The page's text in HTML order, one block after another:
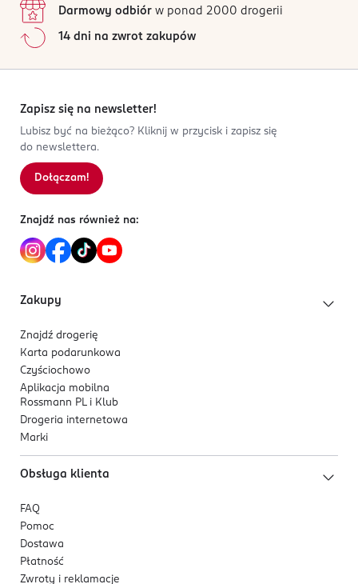
4
0%
2
1
0%
Sortowanie wg
Darmowy odbiór w ponad 2000 drogerii
14 dni na zwrot zakupów
Zapisz się na newsletter!
Lubisz być na bieżąco? Kliknij w przycisk i zapisz się
do newslettera.
Dołączam!
Znajdź nas również na:
Zakupy
Znajdź drogerię
Karta podarunkowa
Czyściochowo
Aplikacja mobilna
Rossmann PL i Klub
Drogeria internetowa
Marki
Obsługa klienta
FAQ
Pomoc
Dostawa
Płatność
Zwroty i reklamacje